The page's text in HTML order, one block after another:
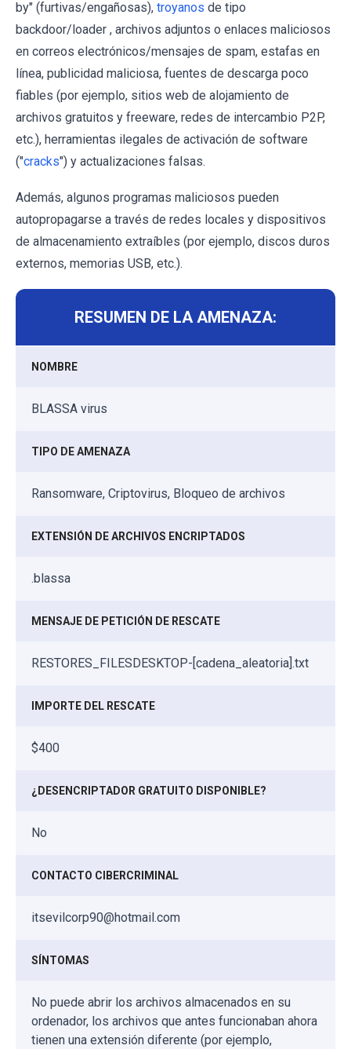
by" (furtivas/engañosas), troyanos de tipo
backdoor/loader , archivos adjuntos o enlaces maliciosos
en correos electrónicos/mensajes de spam, estafas en
línea, publicidad maliciosa, fuentes de descarga poco
fiables (por ejemplo, sitios web de alojamiento de
archivos gratuitos y freeware, redes de intercambio P2P,
etc.), herramientas ilegales de activación de software
("cracks") y actualizaciones falsas.
Además, algunos programas maliciosos pueden
autopropagarse a través de redes locales y dispositivos
de almacenamiento extraíbles (por ejemplo, discos duros
externos, memorias USB, etc.).
RESUMEN DE LA AMENAZA:
NOMBRE
BLASSA virus
TIPO DE AMENAZA
Ransomware, Criptovirus, Bloqueo de archivos
EXTENSIÓN DE ARCHIVOS ENCRIPTADOS
.blassa
MENSAJE DE PETICIÓN DE RESCATE
RESTORES_FILESDESKTOP-[cadena_aleatoria].txt
IMPORTE DEL RESCATE
$400
¿DESENCRIPTADOR GRATUITO DISPONIBLE?
No
CONTACTO CIBERCRIMINAL
itsevilcorp90@hotmail.com
SÍNTOMAS
No puede abrir los archivos almacenados en su
ordenador, los archivos que antes funcionaban ahora
tienen una extensión diferente (por ejemplo,